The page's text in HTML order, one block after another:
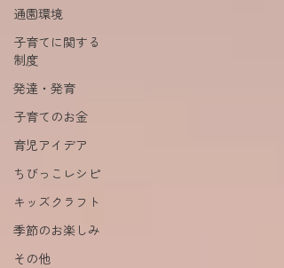
通園環境
子育てに関する
制度
発達・発育
子育てのお金
育児アイデア
ちびっこレシピ
キッズクラフト
季節のお楽しみ
その他